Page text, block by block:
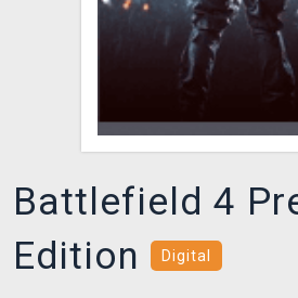
TCG & BOARDGAME HUB
VÝKUP HER (BAZAR)
Battlefield 4
Edition
Digital